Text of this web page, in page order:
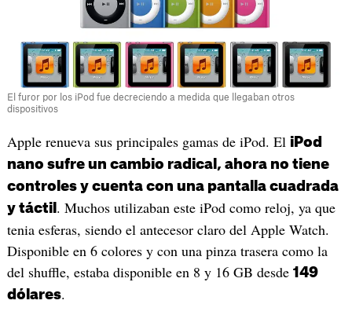
El furor por los iPod fue decreciendo a medida que llegaban otros
dispositivos
Apple renueva sus principales gamas de iPod. El iPod
nano sufre un cambio radical, ahora no tiene
controles y cuenta con una pantalla cuadrada
y táctil . Muchos utilizaban este iPod como reloj, ya que
tenia esferas, siendo el antecesor claro del Apple Watch.
Disponible en 6 colores y con una pinza trasera como la
del shuffle, estaba disponible en 8 y 16 GB desde 149
dólares.